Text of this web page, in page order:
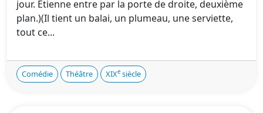
jour. Étienne entre par la porte de droite, deuxième
plan.)(Il tient un balai, un plumeau, une serviette,
tout ce...
Comédie Théâtre XIXe siècle